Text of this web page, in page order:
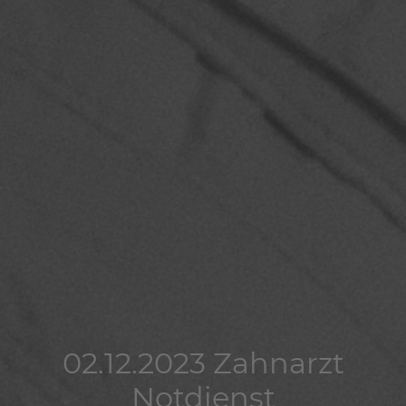
02.12.2023 Zahnarzt
Notdienst
02.12.2023 Zahnarzt
Notdienst
02.12.2023 Zahnarzt
Notdienst